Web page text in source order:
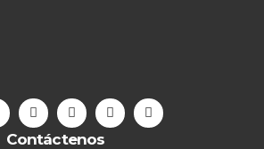
Contáctenos